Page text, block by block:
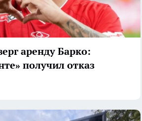
аренду Барко:
получил отказ